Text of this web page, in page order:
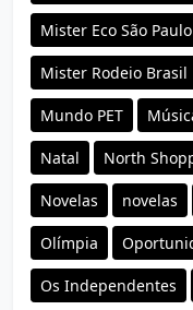
Mister Eco São Paulo
Mister Rodeio Brasil
Mundo PET
Natal North
Novelas novelas
Olímpia
Os Independentes